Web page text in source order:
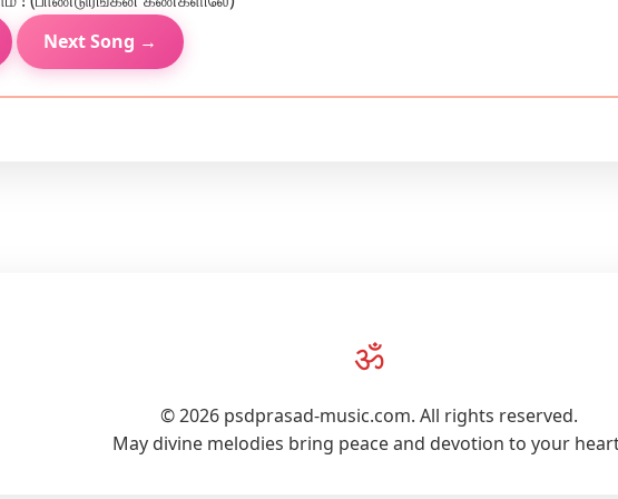
Next Song →
ॐ
© 2026 psdprasad-music.com. All rights reserved.
May divine melodies bring peace and devotion to your